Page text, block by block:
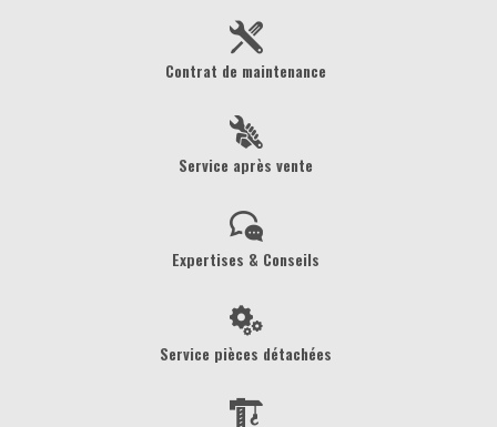
Contrat de maintenance
Service après vente
Expertises & Conseils
Service pièces détachées